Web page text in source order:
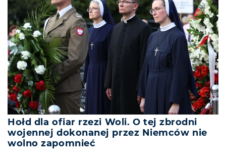
Hołd dla ofiar rzezi Woli. O tej zbrodni
wojennej dokonanej przez Niemców nie
wolno zapomnieć